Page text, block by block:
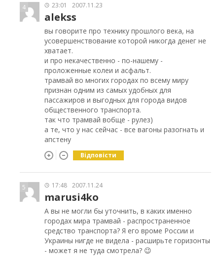
4 23:01 2007.11.23
alekss
вы говорите про технику прошлого века, на
усовершенствование которой никогда денег не
хватает.
и про некачественно - по-нашему -
проложенные колеи и асфальт.
трамвай во многих городах по всему миру
признан одним из самых удобных для
пассажиров и выгодных для города видов
общественного транспорта.
так что трамвай вобще - рулез)
а те, что у нас сейчас - все вагоны разогнать и
апстену
Відповісти
5 17:48 2007.11.24
marusi4ko
А вы не могли бы уточнить, в каких именно
городах мира трамвай - распространенное
средство транспорта? Я его вроме России и
Украины нигде не видела - расширьте горизонты
- может я не туда смотрела? 😉